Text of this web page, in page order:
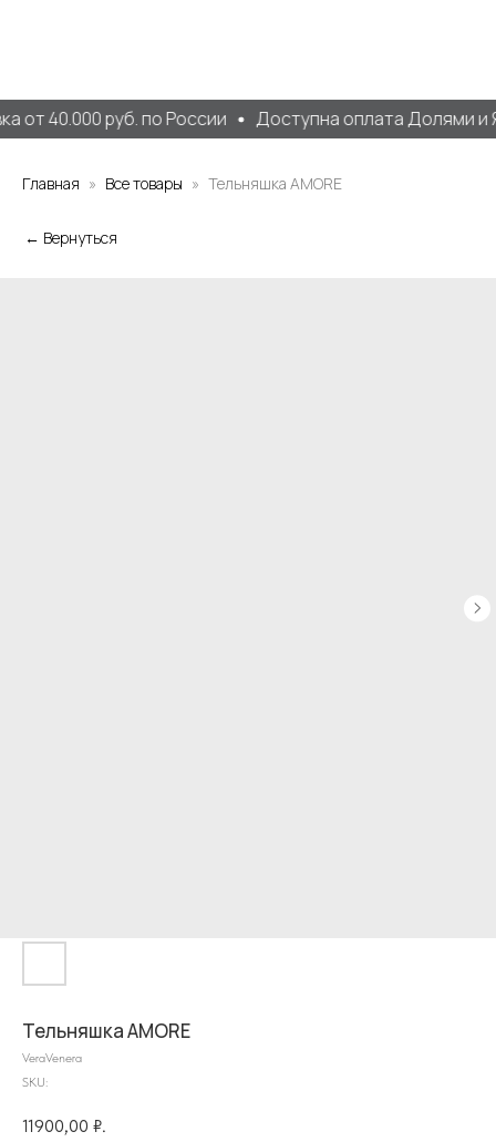
от 40.000 руб. по России Доступна оплата Долями и
Главная Все товары Тельняшка AMORE
← Вернуться
Тельняшка AMORE
VeraVenera
SKU:
11900,00 ₽.